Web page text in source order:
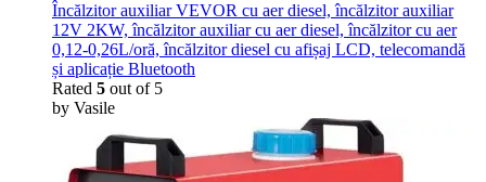
Încălzitor auxiliar VEVOR cu aer diesel, încălzitor auxiliar
12V 2KW, încălzitor auxiliar cu aer diesel, încălzitor cu aer
0,12-0,26L/oră, încălzitor diesel cu afișaj LCD, telecomandă
și aplicație Bluetooth
Rated 5 out of 5
by Vasile